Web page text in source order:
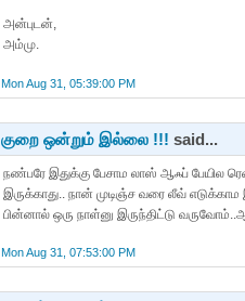
அன்புடன்,
அம்மு.
Mon Aug 31, 05:39:00 PM
குறை ஒன்றும் இல்லை !!! said...
நண்பரே இதுக்கு பேசாம லாஸ் ஆஃப் பேயில
இருக்காது.. நான் முடிஞ்ச வரை லீவ்
பின்னால் ஒரு நாள்னு இருந்திட்டு
Mon Aug 31, 07:53:00 PM